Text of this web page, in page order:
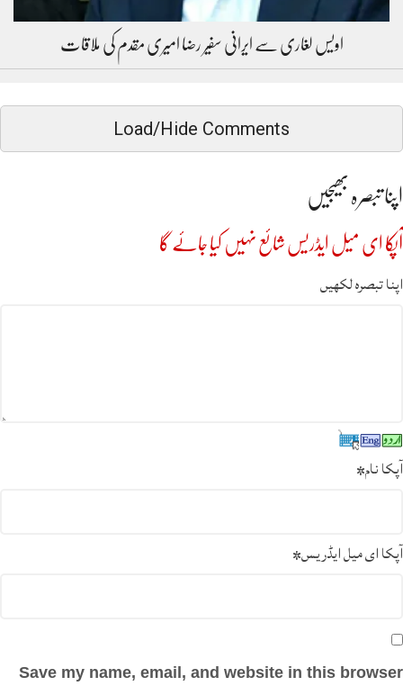
اویس لغاری سے ایرانی سفیر رضا امیری مقدم کی ملاقات
Load/Hide Comments
اپنا تبصرہ بھیجیں
آپکا ای میل ایڈریس شائع نہیں کیا جائے گا
اپنا تبصرہ لکھیں
آپکا نام*
آپکا ای میل ایڈریس*
Save my name, email, and website in this browser